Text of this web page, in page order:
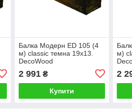
Балка Модерн ED 105 (4
м) classic темна 19х13.
DecoWood
2 991₴
Купити
м)
2